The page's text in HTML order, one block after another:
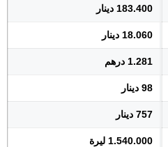
183.400 دينار
18.060 دينار
1.281 درهم
98 دينار
757 دينار
1.540.000 ليرة